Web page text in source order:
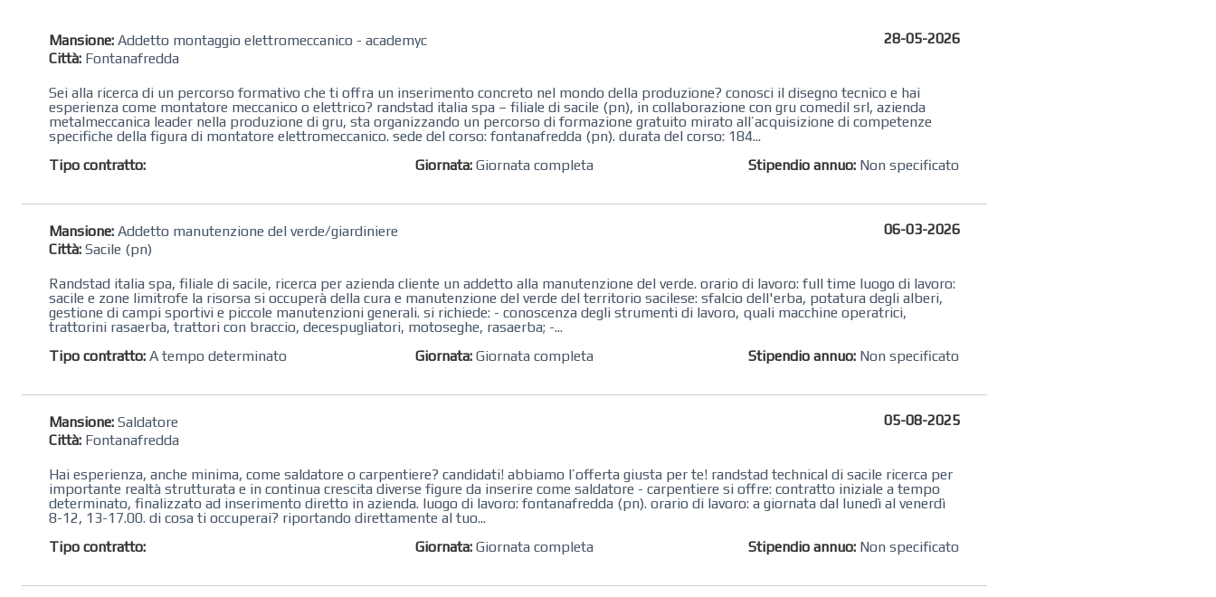
Mansione: Addetto montaggio elettromeccanico - academyc
Città: Fontanafredda
28-05-2026
Sei alla ricerca di un percorso formativo che ti offra un inserimento concreto nel mondo della produzione? conosci il disegno tecnico e hai
esperienza come montatore meccanico o elettrico? randstad italia spa – filiale di sacile (pn), in collaborazione con gru comedil srl, azienda
metalmeccanica leader nella produzione di gru, sta organizzando un percorso di formazione gratuito mirato all’acquisizione di competenze
specifiche della figura di montatore elettromeccanico. sede del corso: fontanafredda (pn). durata del corso: 184...
Tipo contratto:
Giornata: Giornata completa Stipendio annuo: Non specificato
Mansione: Addetto manutenzione del verde/giardiniere
Città: Sacile (pn)
06-03-2026
Randstad italia spa, filiale di sacile, ricerca per azienda cliente un addetto alla manutenzione del verde. orario di lavoro: full time luogo di lavoro:
sacile e zone limitrofe la risorsa si occuperà della cura e manutenzione del verde del territorio sacilese: sfalcio dell'erba, potatura degli alberi,
gestione di campi sportivi e piccole manutenzioni generali. si richiede: - conoscenza degli strumenti di lavoro, quali macchine operatrici,
trattorini rasaerba, trattori con braccio, decespugliatori, motoseghe, rasaerba; -...
Tipo contratto: A tempo determinato Giornata: Giornata completa Stipendio annuo: Non specificato
Mansione: Saldatore
Città: Fontanafredda
05-08-2025
Hai esperienza, anche minima, come saldatore o carpentiere? candidati! abbiamo l’offerta giusta per te! randstad technical di sacile ricerca per
importante realtà strutturata e in continua crescita diverse figure da inserire come saldatore - carpentiere si offre: contratto iniziale a tempo
determinato, finalizzato ad inserimento diretto in azienda. luogo di lavoro: fontanafredda (pn). orario di lavoro: a giornata dal lunedì al venerdì
8-12, 13-17.00. di cosa ti occuperai? riportando direttamente al tuo...
Tipo contratto:
Giornata: Giornata completa Stipendio annuo: Non specificato